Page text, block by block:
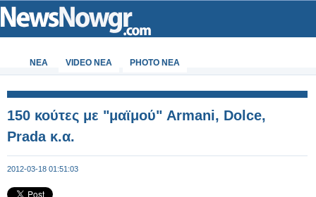
ΝΕΑ VIDEO NEA PHOTO NEA
150 κούτες με "μαϊμού" Armani, Dolce,
Prada κ.α.
2012-03-18 01:51:03